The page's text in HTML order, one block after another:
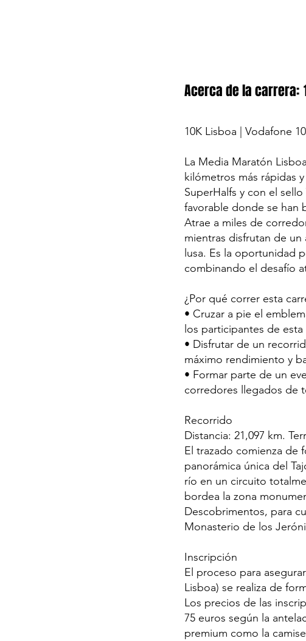
Acerca de la carrera:
10K Lisboa | Vodafone
La Media Maratón
kilómetros más rápidas
SuperHalfs y con el
favorable donde se han
Atrae a miles de
mientras disfrutan de
lusa. Es la oportunidad
combinando el desafío
¿Por qué correr esta
• Cruzar a pie el
los participantes de
• Disfrutar de un
máximo rendimiento y
• Formar parte de un
corredores llegados de
Recorrido
Distancia: 21,097 km.
El trazado comienza de
panorámica única del
río en un circuito
bordea la zona
Descobrimentos, para
Monasterio de los
Inscripción
El proceso para
Lisboa) se realiza de
Los precios de las
75 euros según la
premium como la